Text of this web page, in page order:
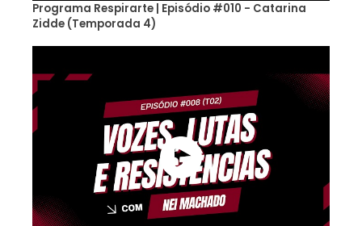
Programa Respirarte | Episódio #010 - Catarina
Zidde (Temporada 4)